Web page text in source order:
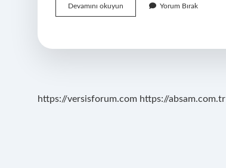
Devamını okuyun
Yıldızının
Nedir
Yorum Bırak
https://versisforum.com https://absam.com.tr